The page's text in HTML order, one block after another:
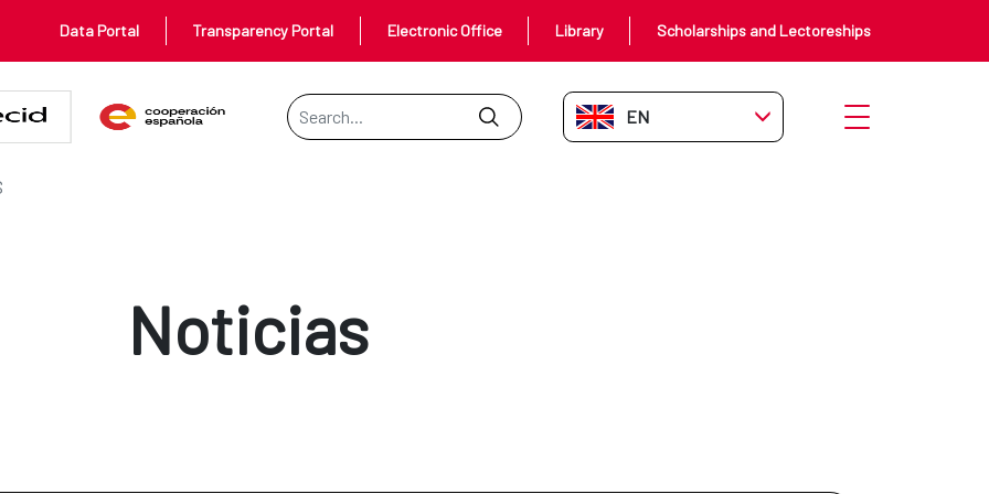
Data Portal Transparency Portal Electronic Office Library Scholarships and Lectoreships
Search Bar
EN-GB Open menu
Noticias